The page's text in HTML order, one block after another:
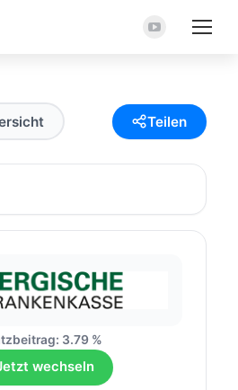
YouTube
in
einem
Fenster
geöffnet
Teilen
3.79 %
wechseln